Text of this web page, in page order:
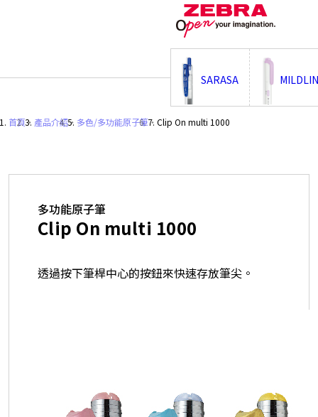
SARASA
首頁・ 產品介紹・ 多色/多功能原子筆・ Clip On multi 1000
多功能原子筆
Clip On multi 1000
透過按下筆桿中心的按鈕來快速存放筆尖。